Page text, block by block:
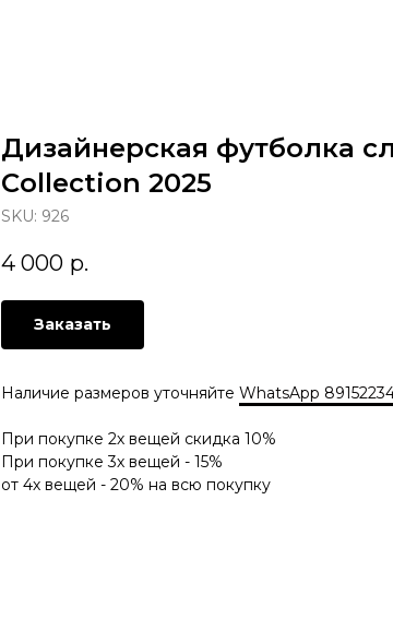
Дизайнерская футболка
Collection 2025
SKU: 926
4 000 р.
Заказать
Наличие размеров уточняйте WhatsApp
При покупке 2х вещей скидка 10%
При покупке 3х вещей - 15%
от 4х вещей - 20% на всю покупку